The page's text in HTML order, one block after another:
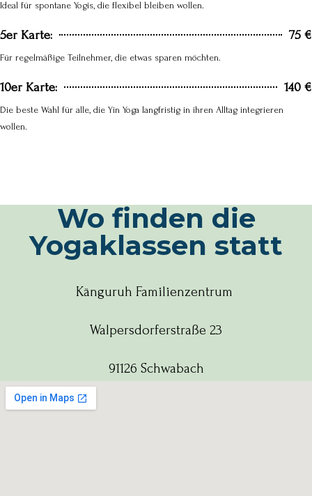
Ideal für spontane Yogis, die flexibel bleiben wollen.
5er Karte: 75 €
Für regelmäßige Teilnehmer, die etwas sparen möchten.
10er Karte: 140 €
Die beste Wahl für alle, die Yin Yoga langfristig in ihren Alltag integrieren
wollen.
Wo finden die
Yogaklassen statt
Känguruh Familienzentrum
Walpersdorferstraße 23
91126 Schwabach